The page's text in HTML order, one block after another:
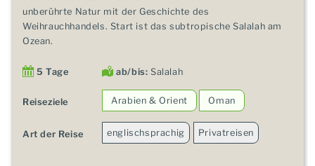
unberührte Natur mit der Geschichte des
Weihrauchhandels. Start ist das subtropische Salalah am
Ozean.
5 Tage ab/bis: Salalah
Reiseziele Arabien & Orient Oman
Art der Reise englischsprachig Privatreisen